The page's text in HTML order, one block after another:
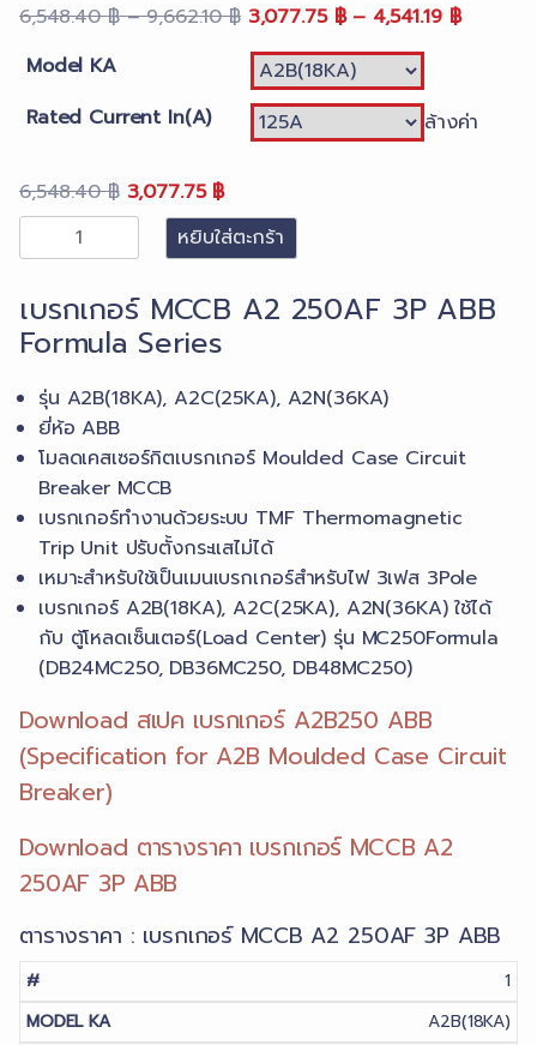
6,548.40฿ – 9,662.10฿Price
range:
6,548.40 ฿
through
9,662.10 ฿
Original
price
was:
6,548.40 ฿
–
6,548.40 ฿
through
3,077.75 ฿ – 4,541.19 ฿Price
through
Current
–
Model KA
Rated Current In(A)
ล้างค่า
6,548.40฿ Original
price
was:
3,077.75 ฿Current
price
is:
เบรก
MCCB
A2
3P
ABB
ชิ้น
หยิบใส่ตะกร้า
เบรกเกอร์ MCCB A2 250AF 3P ABB
Formula Series
รุ่น A2B(18KA), A2C(25KA), A2N(36KA)
ยี่ห้อ ABB
โมลดเคสเซอร์กิตเบรกเกอร์ Moulded Case Circuit
Breaker MCCB
เบรกเกอร์ทำงานด้วยระบบ TMF Thermomagnetic
Trip Unit ปรับตั้งกระแสไม่ได้
เหมาะสำหรับใช้เป็นเมนเบรกเกอร์สำหรับไฟ 3เฟส 3Pole
เบรกเกอร์ A2B(18KA), A2C(25KA), A2N(36KA) ใช้ได้
กับ ตู้โหลดเซ็นเตอร์(Load Center) รุ่น MC250Formula
(DB24MC250, DB36MC250, DB48MC250)
Download สเปค เบรกเกอร์ A2B250 ABB
(Specification for A2B Moulded Case Circuit
Breaker)
Download ตารางราคา เบรกเกอร์ MCCB A2
250AF 3P ABB
ตารางราคา : เบรกเกอร์ MCCB A2 250AF 3P ABB
1
A2B(18KA)